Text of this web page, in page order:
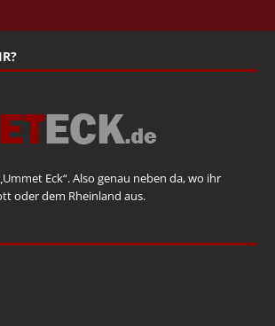
Eck“. Also genau neben da, wo ihr
oder dem Rheinland aus.